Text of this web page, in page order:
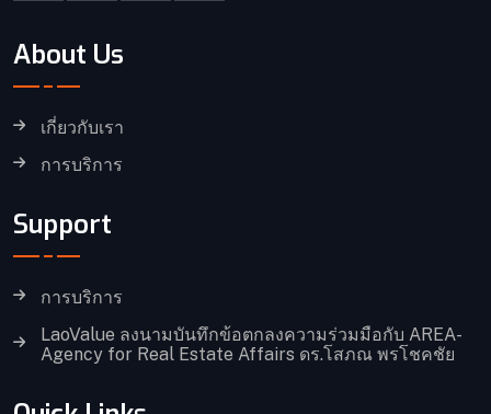
About Us
เกี่ยวกับเรา
การบริการ
Support
การบริการ
LaoValue ลงนามบันทึกข้อตกลงความร่วมมือกับ AREA-
Agency for Real Estate Affairs ดร.โสภณ พรโชคชัย